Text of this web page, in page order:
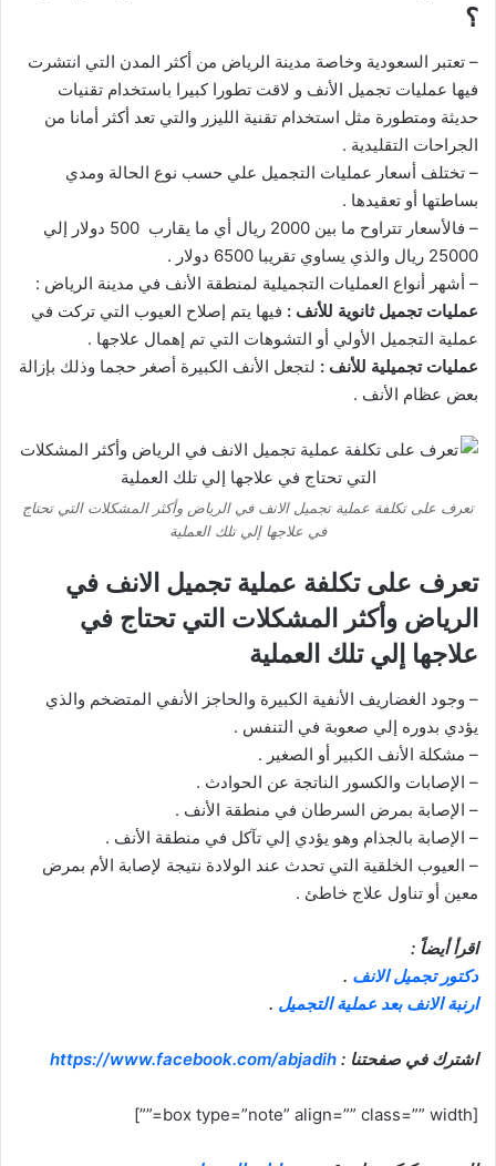
؟
– تعتبر السعودية وخاصة مدينة الرياض من أكثر المدن التي انتشرت
فيها عمليات تجميل الأنف و لاقت تطورا كبيرا باستخدام تقنيات
حديثة ومتطورة مثل استخدام تقنية الليزر والتي تعد أكثر أمانا من
الجراحات التقليدية .
– تختلف أسعار عمليات التجميل علي حسب نوع الحالة ومدي
بساطتها أو تعقيدها .
– فالأسعار تتراوح ما بين 2000 ريال أي ما يقارب 500 دولار إلي
25000 ريال والذي يساوي تقريبا 6500 دولار .
– أشهر أنواع العمليات التجميلية لمنطقة الأنف في مدينة الرياض :
عمليات تجميل ثانوية للأنف : فيها يتم إصلاح العيوب التي تركت في
عملية التجميل الأولي أو التشوهات التي تم إهمال علاجها .
عمليات تجميلية للأنف : لتجعل الأنف الكبيرة أصغر حجما وذلك بإزالة
بعض عظام الأنف .
تعرف على تكلفة عملية تجميل الانف في الرياض وأكثر المشكلات التي تحتاج
في علاجها إلي تلك العملية
تعرف على تكلفة عملية تجميل الانف في
الرياض وأكثر المشكلات التي تحتاج في
علاجها إلي تلك العملية
– وجود الغضاريف الأنفية الكبيرة والحاجز الأنفي المتضخم والذي
يؤدي بدوره إلي صعوبة في التنفس .
– مشكلة الأنف الكبير أو الصغير .
– الإصابات والكسور الناتجة عن الحوادث .
– الإصابة بمرض السرطان في منطقة الأنف .
– الإصابة بالجذام وهو يؤدي إلي تآكل في منطقة الأنف .
– العيوب الخلقية التي تحدث عند الولادة نتيجة لإصابة الأم بمرض
معين أو تناول علاج خاطئ .
اقرأ أيضاً :
دكتور تجميل الانف .
ارنبة الانف بعد عملية التجميل .
اشترك في صفحتنا : https://www.facebook.com/abjadih
[box type=”note” align=”” class=”” width=””]